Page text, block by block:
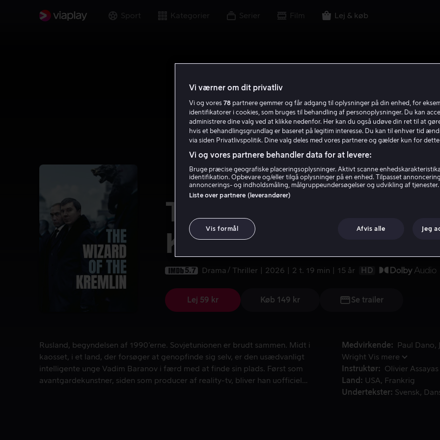
Sport Kategorier Serier Film Lej & køb
The Wizard of the
Kremlin
5.7 Drama Thriller 2026 2 t. 19 min 15 år HD
Lej 59 kr Køb 149 kr Se trailer
Rusland, begyndelsen af 1990’erne. Sovjetunionen er brudt sammen. Midt i kaosset, i et land, der
Rusland, begyndelsen af 1990’erne. Sovjetunionen er brudt sammen. Midt i
kaosset, i et land, der forsøger at genopfinde sig selv, er den usædvanligt
intelligente unge Vadim Baranov i færd med at finde sin plads. Først som
avantgardekunstner, siden som producer af reality-tv, bliver han uofficiel
Medvirkende Paul Dano
Wright Vis mere
Instruktør
Olivier Assayas
Land
USA
Frankrig
Undertekster
Svensk
Vi værner om dit privatliv
Vi og vores 78 partnere gemmer og får adgang til oplysninger på din enhed, for
identifikatorer i cookies, som bruges til behandling af personoplysninger. Du kan
administrere dine valg ved at klikke nedenfor. Her kan du også udøve din ret til at
hvis et behandlingsgrundlag er baseret på legitim interesse. Du kan til enhver tid
via siden Privatlivspolitik. Dine valg deles med vores partnere og gælder kun for dette
Vi og vores partnere behandler data for at levere:
Bruge præcise geografiske placeringsoplysninger. Aktivt scanne
identifikation. Opbevare og/eller tilgå oplysninger på en enhed. Tilpasset
annoncerings- og indholdsmåling, målgruppeundersøgelser og udvikling af tjenester.
Liste over partnere (leverandører)
Vis formål Afvis alle Jeg